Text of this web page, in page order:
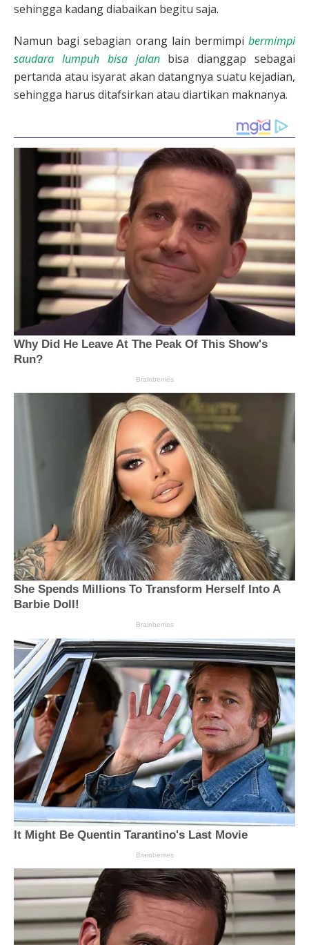
sehingga kadang diabaikan begitu saja.
Namun bagi sebagian orang lain bermimpi bermimpi
saudara lumpuh bisa jalanbisa dianggap sebagai
pertanda atau isyarat akan datangnya suatu kejadian,
sehingga harus ditafsirkan atau diartikan maknanya.